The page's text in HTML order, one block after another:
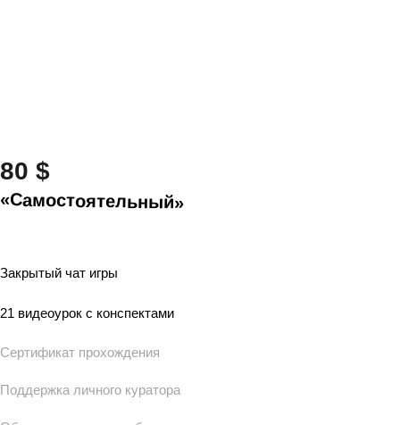
80 $
«Самостоятельный»
Закрытый чат игры
21 видеоурок с конспектами
Сертификат прохождения
Поддержка личного куратора